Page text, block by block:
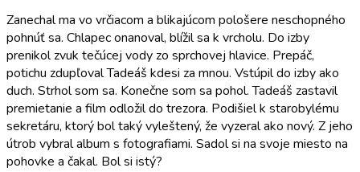
Zanechal ma vo vrčiacom a blikajúcom pološere neschopného
pohnúť sa. Chlapec onanoval, blížil sa k vrcholu. Do izby
prenikol zvuk tečúcej vody zo sprchovej hlavice. Prepáč,
potichu zdupľoval Tadeáš kdesi za mnou. Vstúpil do izby ako
duch. Strhol som sa. Konečne som sa pohol. Tadeáš zastavil
premietanie a film odložil do trezora. Podišiel k starobylému
sekretáru, ktorý bol taký vyleštený, že vyzeral ako nový. Z jeho
útrob vybral album s fotografiami. Sadol si na svoje miesto na
pohovke a čakal. Bol si istý?